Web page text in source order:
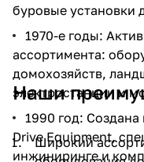
буровые установки
1970-е годы:
ассортимента:
домохозяйств,
электростанции и
1990 год:
Drive Equipment,
инжиниринге и
Наши
Широкий